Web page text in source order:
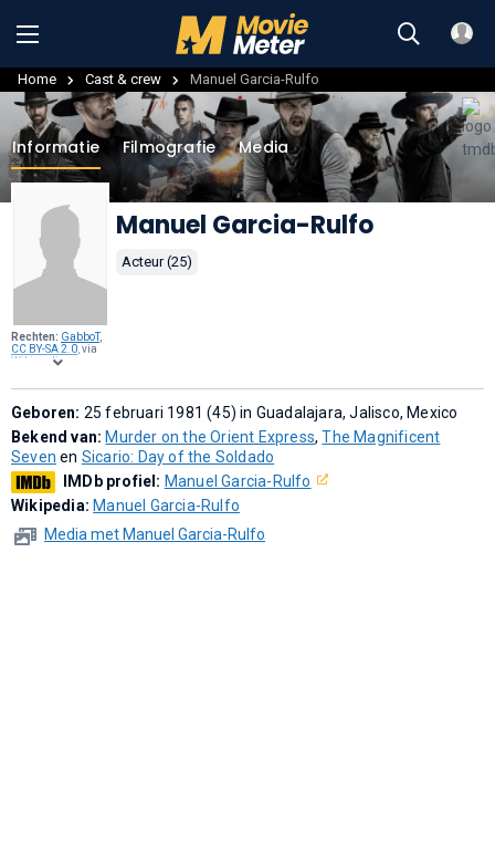
Home Cast & crew Manuel Garcia-Rulfo
Rechten: GabboT,
CC BY-SA 2.0, via
Wikimedia
Informatie Filmografie Media
Manuel Garcia-Rulfo
Acteur (25)
Geboren: 25 februari 1981 (45) in Guadalajara, Jalisco, Mexico
Bekend van: Murder on the Orient Express,The Magnificent
Seven en Sicario: Day of the Soldado
IMDb profiel: Manuel Garcia-Rulfo
Wikipedia: Manuel Garcia-Rulfo
Media met Manuel Garcia-Rulfo